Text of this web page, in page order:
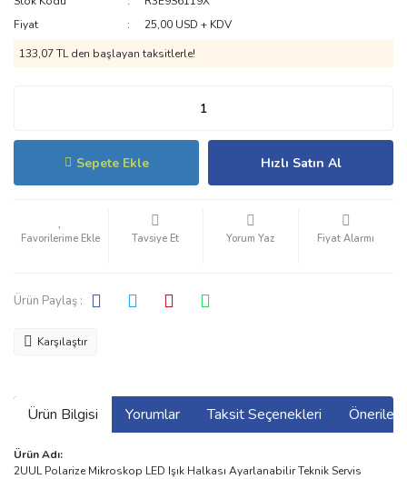
Fiyat
25,00 USD + KDV
133,07 TL den başlayan taksitlerle!
Sepete Ekle Hızlı Satın Al
Tavsiye Et Yorum Yaz Fiyat Alarmı
Ürün Paylaş :
Karşılaştır
Ürün Bilgisi Yorumlar Taksit Seçenekleri
Ürün Adı:
2UUL Polarize Mikroskop LED Işık Halkası Ayarlanabilir Teknik Servis